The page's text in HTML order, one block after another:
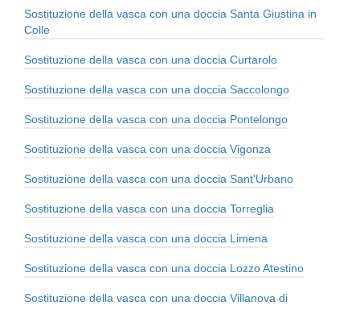
Sostituzione della vasca con una doccia Santa Giustina in
Colle
Sostituzione della vasca con una doccia Curtarolo
Sostituzione della vasca con una doccia Saccolongo
Sostituzione della vasca con una doccia Pontelongo
Sostituzione della vasca con una doccia Vigonza
Sostituzione della vasca con una doccia Sant'Urbano
Sostituzione della vasca con una doccia Torreglia
Sostituzione della vasca con una doccia Limena
Sostituzione della vasca con una doccia Lozzo Atestino
Sostituzione della vasca con una doccia Villanova di